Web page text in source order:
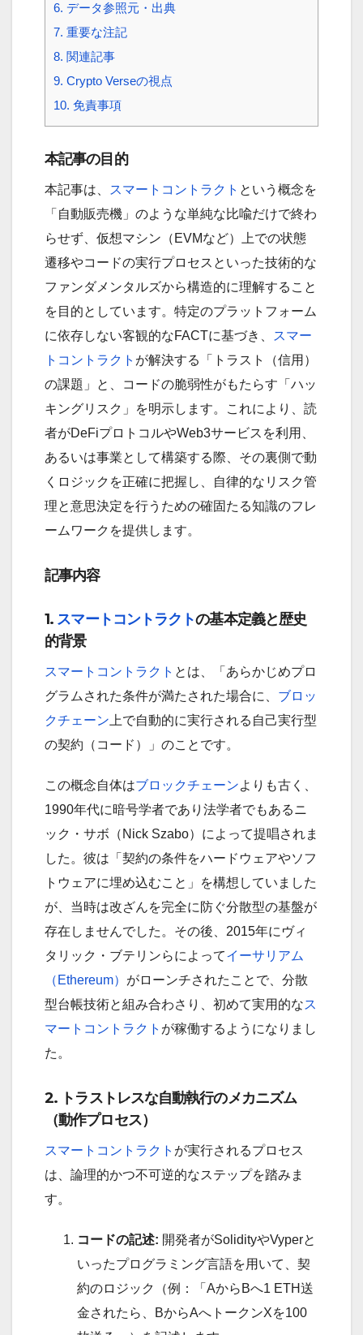
6. データ参照元・出典
7. 重要な注記
8. 関連記事
9. Crypto Verseの視点
10. 免責事項
本記事の目的
本記事は、 スマートコントラクト という概念を
「自動販売機」のような単純な比喩だけで終わ
らせず、仮想マシン（EVMなど）上での状態
遷移やコードの実行プロセスといった技術的な
ファンダメンタルズから構造的に理解すること
を目的としています。特定のプラットフォーム
に依存しない客観的なFACTに基づき、
スマー
トコントラクト が解決する「トラスト（信用）
の課題」と、コードの脆弱性がもたらす「ハッ
キングリスク」を明示します。これにより、読
者がDeFiプロトコルやWeb3サービスを利用、
あるいは事業として構築する際、その裏側で動
くロジックを正確に把握し、自律的なリスク管
理と意思決定を行うための確固たる知識のフレ
ームワークを提供します。
記事内容
1. スマートコントラクトの基本定義と歴史
的背景
スマートコントラクト とは、「あらかじめプロ
グラムされた条件が満たされた場合に、 ブロッ
クチェーン 上で自動的に実行される自己実行型
の契約（コード）」のことです。
この概念自体はブロックチェーンよりも古く、
1990年代に暗号学者であり法学者でもあるニ
ック・サボ（Nick Szabo）によって提唱されま
した。彼は「契約の条件をハードウェアやソフ
トウェアに埋め込むこと」を構想していました
が、当時は改ざんを完全に防ぐ分散型の基盤が
存在しませんでした。その後、2015年にヴィ
タリック・ブテリンらによってイーサリアム
（Ethereum） がローンチされたことで、分散
型台帳技術と組み合わさり、初めて実用的なス
マートコントラクト が稼働するようになりまし
た。
2. トラストレスな自動執行のメカニズム
（動作プロセス）
スマートコントラクト が実行されるプロセス
は、論理的かつ不可逆的なステップを踏みま
す。
コードの記述: 開発者がSolidityやVyperと
いったプログラミング言語を用いて、契
約のロジック（例：「AからBへ1 ETH送
金されたら、BからAへトークンXを100